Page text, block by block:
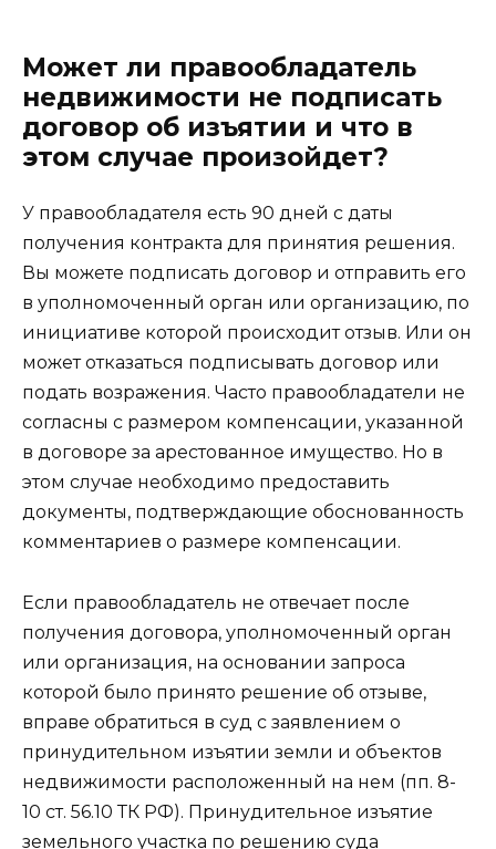
Может ли правообладатель
недвижимости не подписать
договор об изъятии и что в
этом случае произойдет?
У правообладателя есть 90 дней с даты
получения контракта для принятия решения.
Вы можете подписать договор и отправить его
в уполномоченный орган или организацию, по
инициативе которой происходит отзыв. Или он
может отказаться подписывать договор или
подать возражения. Часто правообладатели не
согласны с размером компенсации, указанной
в договоре за арестованное имущество. Но в
этом случае необходимо предоставить
документы, подтверждающие обоснованность
комментариев о размере компенсации.
Если правообладатель не отвечает после
получения договора, уполномоченный орган
или организация, на основании запроса
которой было принято решение об отзыве,
вправе обратиться в суд с заявлением о
принудительном изъятии земли и объектов
недвижимости расположенный на нем (пп. 8-
10 ст. 56.10 ТК РФ). Принудительное изъятие
земельного участка по решению суда